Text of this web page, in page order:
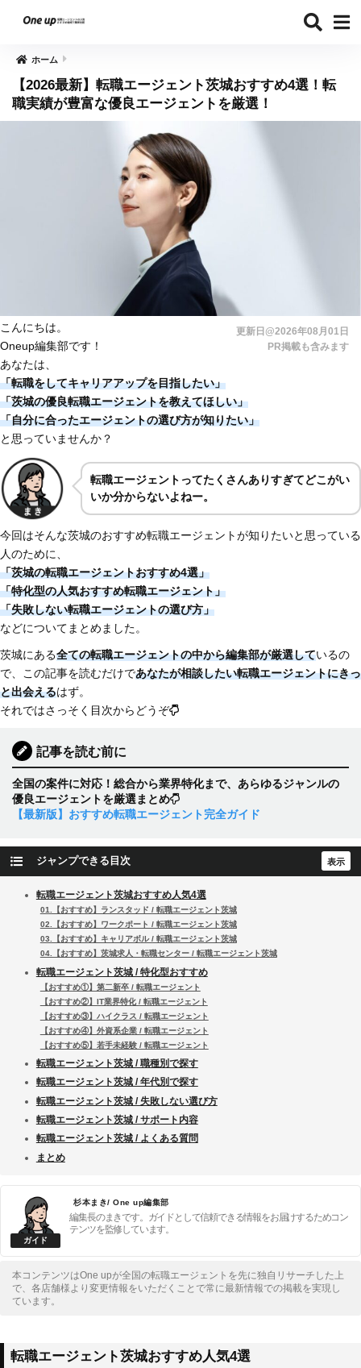
ホーム
【2026最新】転職エージェント茨城おすすめ4選！転
職実績が豊富な優良エージェントを厳選！
更新日@2026年08月01日
PR掲載も含みます
こんにちは。
Oneup編集部です！
あなたは、
「転職をしてキャリアアップを目指したい」
「茨城の優良転職エージェントを教えてほしい」
「自分に合ったエージェントの選び方が知りたい」
と思っていませんか？
転職エージェントってたくさんありすぎてどこがい
いか分からないよねー。
今回はそんな茨城のおすすめ転職エージェントが知りたいと思っている
人のために、
「茨城の転職エージェントおすすめ4選」
「特化型の人気おすすめ転職エージェント」
「失敗しない転職エージェントの選び方」
などについてまとめました。
茨城にある全ての転職エージェントの中から編集部が厳選しているの
で、この記事を読むだけであなたが相談したい転職エージェントにきっ
と出会えるはず。
それではさっそく目次からどうぞ
記事を読む前に
全国の案件に対応！総合から業界特化まで、あらゆるジャンルの
優良エージェントを厳選まとめ
【最新版】おすすめ転職エージェント完全ガイド
ジャンプできる目次
転職エージェント茨城おすすめ人気4選
01.【おすすめ】ランスタッド / 転職エージェント茨城
02.【おすすめ】ワークポート / 転職エージェント茨城
03.【おすすめ】キャリアボル / 転職エージェント茨城
04.【おすすめ】茨城求人・転職センター / 転職エージェント茨城
転職エージェント茨城 / 特化型おすすめ
【おすすめ①】第二新卒 / 転職エージェント
【おすすめ②】IT業界特化 / 転職エージェント
【おすすめ③】ハイクラス / 転職エージェント
【おすすめ④】外資系企業 / 転職エージェント
【おすすめ⑤】若手未経験 / 転職エージェント
転職エージェント茨城 / 職種別で探す
転職エージェント茨城 / 年代別で探す
転職エージェント茨城 / 失敗しない選び方
転職エージェント茨城 / サポート内容
転職エージェント茨城 / よくある質問
まとめ
杉本まき/ One up編集部
編集長のまきです。ガイドとして信頼できる情報をお届けするためコン
テンツを監修しています。
本コンテンツはOne upが全国の転職エージェントを先に独自リサーチした上
で、各店舗様より変更情報をいただくことで常に最新情報での掲載を実現し
ています。
転職エージェント茨城おすすめ人気4選